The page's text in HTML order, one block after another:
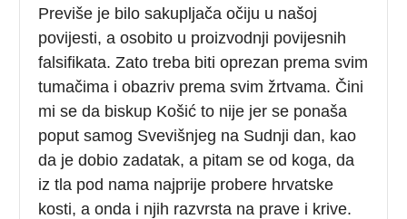
Previše je bilo sakupljača očiju u našoj
povijesti, a osobito u proizvodnji povijesnih
falsifikata. Zato treba biti oprezan prema svim
tumačima i obazriv prema svim žrtvama. Čini
mi se da biskup Košić to nije jer se ponaša
poput samog Svevišnjeg na Sudnji dan, kao
da je dobio zadatak, a pitam se od koga, da
iz tla pod nama najprije probere hrvatske
kosti, a onda i njih razvrsta na prave i krive.